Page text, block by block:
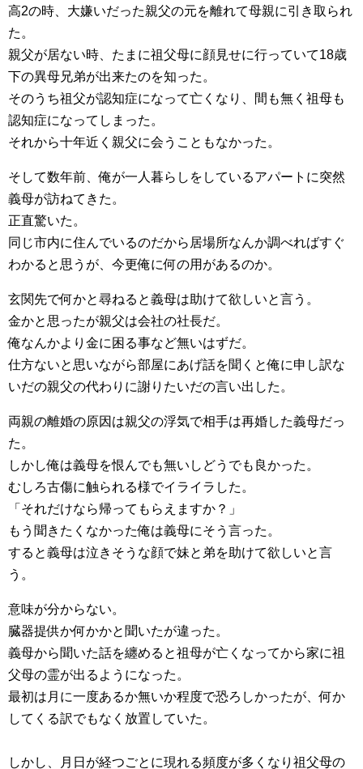
高2の時、大嫌いだった親父の元を離れて母親に引き取られ
た。
親父が居ない時、たまに祖父母に顔見せに行っていて18歳
下の異母兄弟が出来たのを知った。
そのうち祖父が認知症になって亡くなり、間も無く祖母も
認知症になってしまった。
それから十年近く親父に会うこともなかった。
そして数年前、俺が一人暮らしをしているアパートに突然
義母が訪ねてきた。
正直驚いた。
同じ市内に住んでいるのだから居場所なんか調べればすぐ
わかると思うが、今更俺に何の用があるのか。
玄関先で何かと尋ねると義母は助けて欲しいと言う。
金かと思ったが親父は会社の社長だ。
俺なんかより金に困る事など無いはずだ。
仕方ないと思いながら部屋にあげ話を聞くと俺に申し訳な
いだの親父の代わりに謝りたいだの言い出した。
両親の離婚の原因は親父の浮気で相手は再婚した義母だっ
た。
しかし俺は義母を恨んでも無いしどうでも良かった。
むしろ古傷に触られる様でイライラした。
「それだけなら帰ってもらえますか？」
もう聞きたくなかった俺は義母にそう言った。
すると義母は泣きそうな顔で妹と弟を助けて欲しいと言
う。
意味が分からない。
臓器提供か何かかと聞いたが違った。
義母から聞いた話を纏めると祖母が亡くなってから家に祖
父母の霊が出るようになった。
最初は月に一度あるか無いか程度で恐ろしかったが、何か
してくる訳でもなく放置していた。
しかし、月日が経つごとに現れる頻度が多くなり祖父母の